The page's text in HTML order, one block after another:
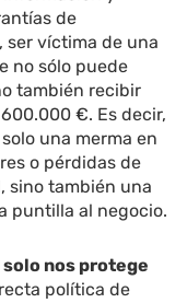
de
ser víctima de una
no sólo puede
también recibir
€. Es decir,
una merma en
o pérdidas de
sino también una
puntilla al negocio.
nos protege
política de